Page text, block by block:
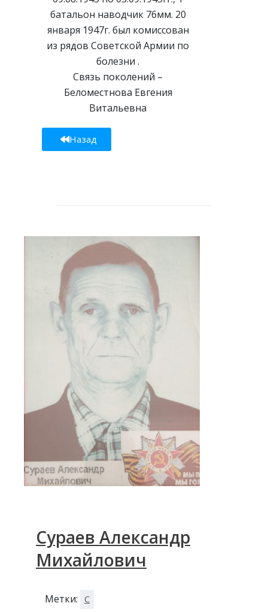
батальон наводчик 76мм. 20
января 1947г. был комиссован
из рядов Советской Армии по
болезни .
Связь поколений –
Беломестнова Евгения
Витальевна
Назад
Сураев Александр
Михайлович
Метки: С